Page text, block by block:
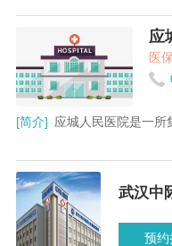
应
医
[简介] 应城人民医院是一所
武汉中
预约